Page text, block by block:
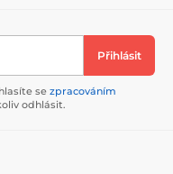
Přihlásit
se zpracováním
odhlásit.